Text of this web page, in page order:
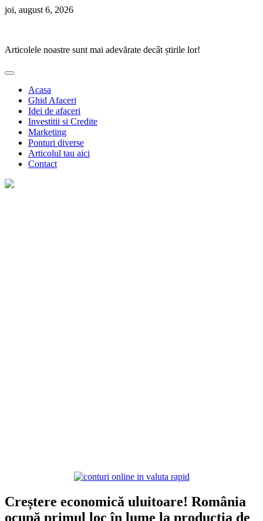
Skip
joi, august 6, 2026
Articolele noastre sunt mai adevărate decât știrile lor!
Acasa
Ghid Afaceri
Idei de afaceri
Investitii si Credite
Marketing
Ponturi diverse
Articolul tau aici
Contact
Creștere economică uluitoare! România
ocupă primul loc în lume la producția de